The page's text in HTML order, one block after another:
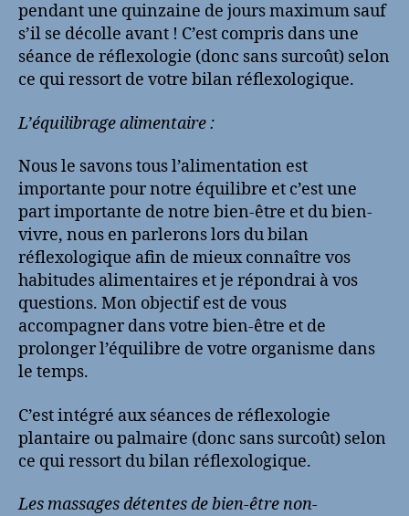
pendant une quinzaine de jours maximum sauf
s’il se décolle avant ! C’est compris dans une
séance de réflexologie (donc sans surcoût) selon
ce qui ressort de votre bilan réflexologique.
L’équilibrage alimentaire :
Nous le savons tous l’alimentation est
importante pour notre équilibre et c’est une
part importante de notre bien-être et du bien-
vivre, nous en parlerons lors du bilan
réflexologique afin de mieux connaître vos
habitudes alimentaires et je répondrai à vos
questions. Mon objectif est de vous
accompagner dans votre bien-être et de
prolonger l’équilibre de votre organisme dans
le temps.
C’est intégré aux séances de réflexologie
plantaire ou palmaire (donc sans surcoût) selon
ce qui ressort du bilan réflexologique.
Les massages détentes de bien-être non-